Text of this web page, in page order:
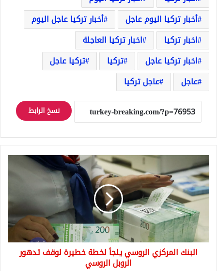
أخبار تركيا اليوم عاجل
أخبار تركيا عاجل اليوم
اخبار تركيا
اخبار تركيا العاجلة
اخبار تركيا عاجل
تركيا
تركيا عاجل
عاجل
عاجل تركيا
نسخ الرابط
البنك
المركزي
الروسي
يلجأ
لخطة
خطيرة
لوقف
تدهور
الروبل
الروسيالبنك المركزي الروسي يلجأ لخطة خطيرة لوقف تدهور
الروبل الروسي